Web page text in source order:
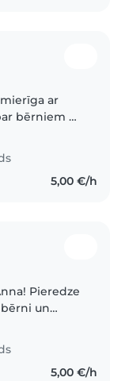
ar
bērniem no
lokā ir
Piedāvāju
5,00 €/h
Pieredze
un
un arī par
kuri iet
5,00 €/h